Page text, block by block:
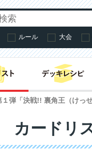
ルール 大会
弾「決戦!! 裏角王（けっ
カードリ